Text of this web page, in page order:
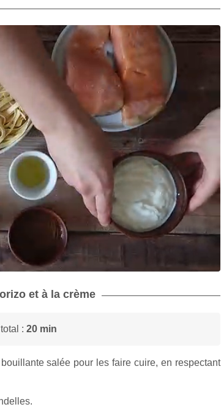
et à la crème
: 20 min
salée pour les faire cuire, en respectant